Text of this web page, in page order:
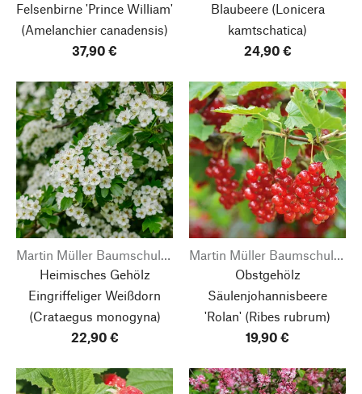
Felsenbirne 'Prince William'
(Amelanchier canadensis)
37,90 €
Blaubeere(Lonicera
kamtschatica)
24,90 €
Martin Müller Baumschulen
Heimisches Gehölz
Eingriffeliger Weißdorn
(Crataegus monogyna)
22,90 €
Martin Müller Baumschulen
Obstgehölz
Säulenjohannisbeere
'Rolan' (Ribes rubrum)
19,90 €